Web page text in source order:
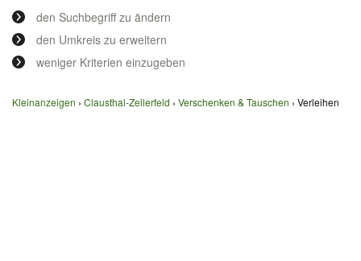
den Suchbegriff zu ändern
den Umkreis zu erweitern
weniger Kriterien einzugeben
Kleinanzeigen Clausthal-Zellerfeld Verschenken & Tauschen Verleihen